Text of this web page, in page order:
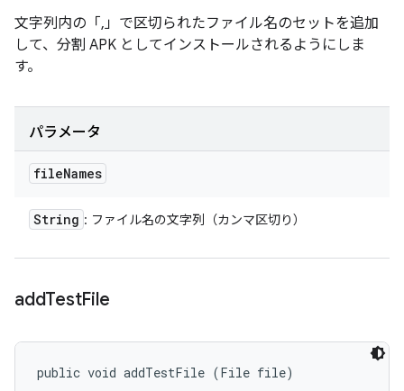
文字列内の「,」で区切られたファイル名のセットを追加
して、分割 APK としてインストールされるようにしま
す。
パラメータ
fileNames
String : ファイル名の文字列（カンマ区切り）
addTestFile
public void addTestFile (File file)